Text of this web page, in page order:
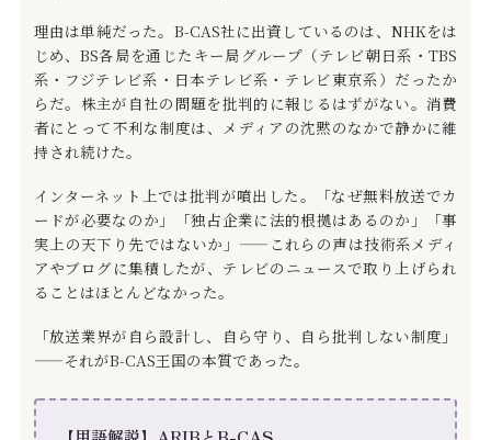
理由は単純だった。B-CAS社に出資しているのは、NHKをは
じめ、BS各局を通じたキー局グループ（テレビ朝日系・TBS
系・フジテレビ系・日本テレビ系・テレビ東京系）だったか
らだ。株主が自社の問題を批判的に報じるはずがない。消費
者にとって不利な制度は、メディアの沈黙のなかで静かに維
持され続けた。
インターネット上では批判が噴出した。「なぜ無料放送でカ
ードが必要なのか」「独占企業に法的根拠はあるのか」「事
実上の天下り先ではないか」——これらの声は技術系メディ
アやブログに集積したが、テレビのニュースで取り上げられ
ることはほとんどなかった。
「放送業界が自ら設計し、自ら守り、自ら批判しない制度」
——それがB-CAS王国の本質であった。